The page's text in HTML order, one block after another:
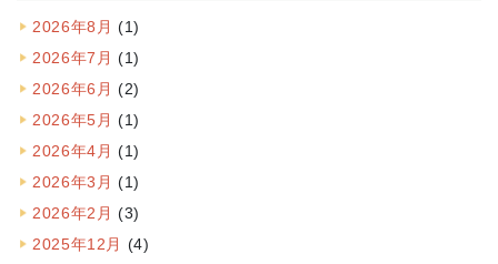
2026年8月 (1)
2026年7月 (1)
2026年6月 (2)
2026年5月 (1)
2026年4月 (1)
2026年3月 (1)
2026年2月 (3)
2025年12月 (4)